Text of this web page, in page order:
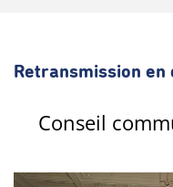
Retransmission en